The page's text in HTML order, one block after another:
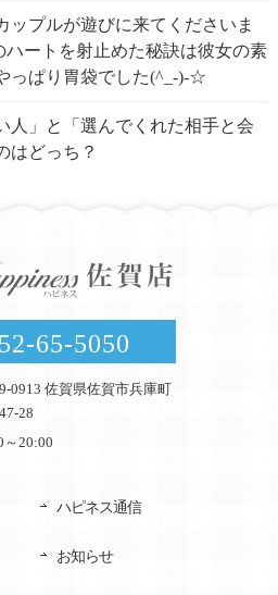
ップルが遊びに来てくださいま
ハートを射止めた秘訣は彼女の素
っぱり胃袋でした(^_-)-☆
人」と「選んでくれた相手と会
はどっち？
65-5050
0913 佐賀県佐賀市兵庫町
28
～20:00
ハピネス通信
お知らせ